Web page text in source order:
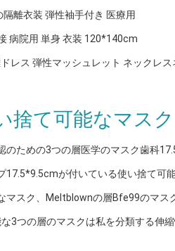
離衣装 弾性袖手付き 医療用
病院用 単身 衣装 120*140cm
レス 弾性マッシュレット ネックレ
捨て可能なマスク
のための3つの層医学のマスク歯科
17.5*9.5cmが付いている使い捨て可
マスク、Meltblownの層Bfe99のマス
3つの層のマスクは私を分類する伸